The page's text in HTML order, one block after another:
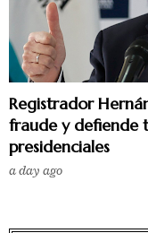
Registrador
fraude y defiende
presidenciales
a day ago